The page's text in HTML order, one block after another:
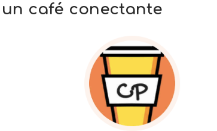
café conectante